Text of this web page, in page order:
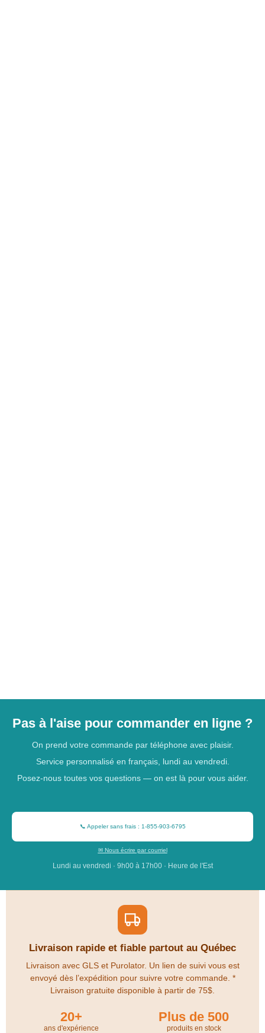
Pas à l'aise pour commander en ligne ?
On prend votre commande par téléphone avec plaisir.
Service personnalisé en français, lundi au vendredi.
Posez-nous toutes vos questions — on est là pour vous aider.
📞 Appeler sans frais : 1-855-903-6795
✉ Nous écrire par courriel
Lundi au vendredi · 9h00 à 17h00 · Heure de l'Est
Livraison rapide et fiable partout au Québec
Livraison avec GLS et Purolator. Un lien de suivi vous est
envoyé dès l’expédition pour suivre votre commande. *
Livraison gratuite disponible à partir de 75$.
20+
ans d'expérience
Plus de 500
produits en stock